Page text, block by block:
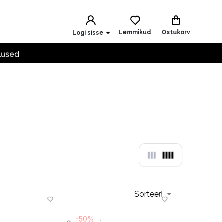
Logi sisse Lemmikud Ostukorv
Sorteeri
-50%